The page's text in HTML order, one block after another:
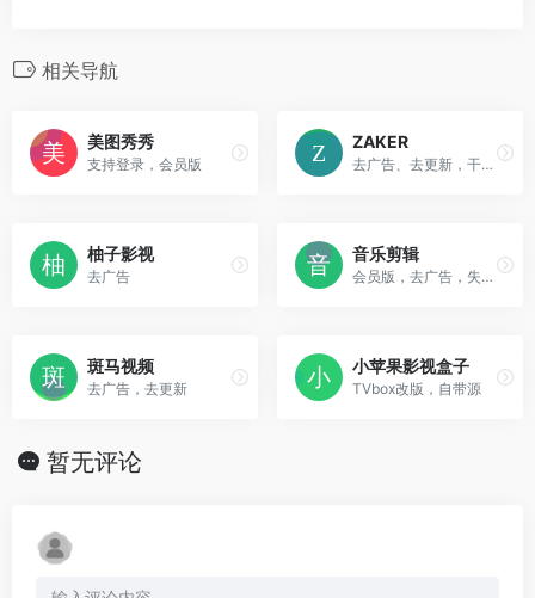
相关导航
美图秀秀
支持登录，会员版
ZAKER
去广告、去更新，干净的新闻资讯平台。
柚子影视
去广告
音乐剪辑
会员版，去广告，失效可留言。
斑马视频
去广告，去更新
小苹果影视盒子
TVbox改版，自带源
暂无评论